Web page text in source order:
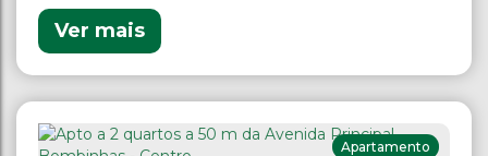
Ver mais
Apartamento